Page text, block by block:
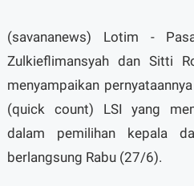
(savananews) Lotim -
Zulkieflimansyah dan Sitti
menyampaikan
(quick count) LSI yang
dalam pemilihan kepala
berlangsung Rabu (27/6).